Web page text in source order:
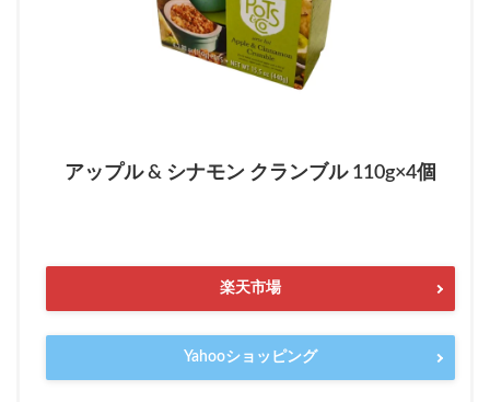
アップル & シナモン クランブル 110g×4個
楽天市場
Yahooショッピング